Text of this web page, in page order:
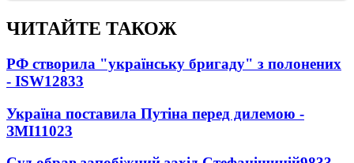
ЧИТАЙТЕ ТАКОЖ
РФ створила "українську бригаду" з полонених
- ISW12833
Україна поставила Путіна перед дилемою -
ЗМІ11023